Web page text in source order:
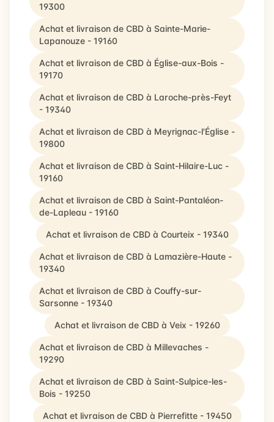
19300
Achat et livraison de CBD à Sainte-Marie-
Lapanouze - 19160
Achat et livraison de CBD à Église-aux-Bois -
19170
Achat et livraison de CBD à Laroche-près-Feyt
- 19340
Achat et livraison de CBD à Meyrignac-l'Église -
19800
Achat et livraison de CBD à Saint-Hilaire-Luc -
19160
Achat et livraison de CBD à Saint-Pantaléon-
de-Lapleau - 19160
Achat et livraison de CBD à Courteix - 19340
Achat et livraison de CBD à Lamazière-Haute -
19340
Achat et livraison de CBD à Couffy-sur-
Sarsonne - 19340
Achat et livraison de CBD à Veix - 19260
Achat et livraison de CBD à Millevaches -
19290
Achat et livraison de CBD à Saint-Sulpice-les-
Bois - 19250
Achat et livraison de CBD à Pierrefitte - 19450